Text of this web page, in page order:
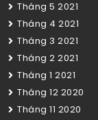
Tháng 5 2021
Tháng 4 2021
Tháng 3 2021
Tháng 2 2021
Tháng 1 2021
Tháng 12 2020
Tháng 11 2020